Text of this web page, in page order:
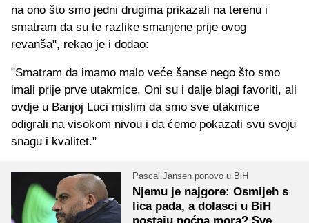
na ono što smo jedni drugima prikazali na terenu i
smatram da su te razlike smanjene prije ovog
revanša", rekao je i dodao:
"Smatram da imamo malo veće šanse nego što smo
imali prije prve utakmice. Oni su i dalje blagi favoriti, ali
ovdje u Banjoj Luci mislim da smo sve utakmice
odigrali na visokom nivou i da ćemo pokazati svu svoju
snagu i kvalitet."
Pascal Jansen ponovo u BiH
Njemu je najgore: Osmijeh s
lica pada, a dolasci u BiH
postaju noćna mora? Sve